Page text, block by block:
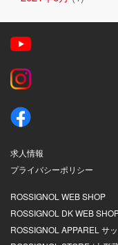
求人情報
プライバシーポリシー
ROSSIGNOL WEB SHOP
ROSSIGNOL DK WEB
ROSSIGNOL APPAREL サ